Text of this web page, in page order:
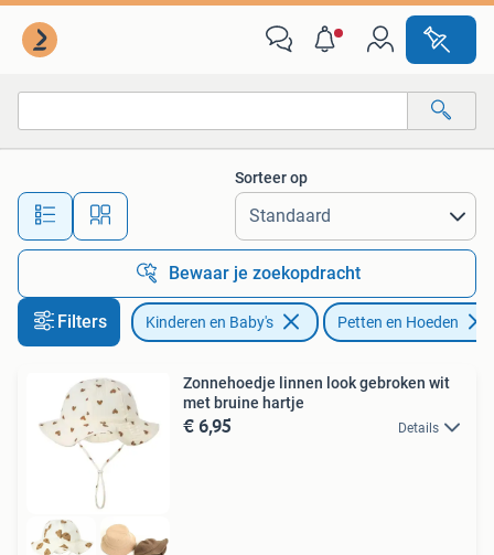
Alle afstanden…
Sorteer op
Bewaar je zoekopdracht
Filters Kinderen en Baby's Petten en Hoeden
Zonnehoedje linnen look gebroken wit
met bruine hartje
€ 6,95 Details